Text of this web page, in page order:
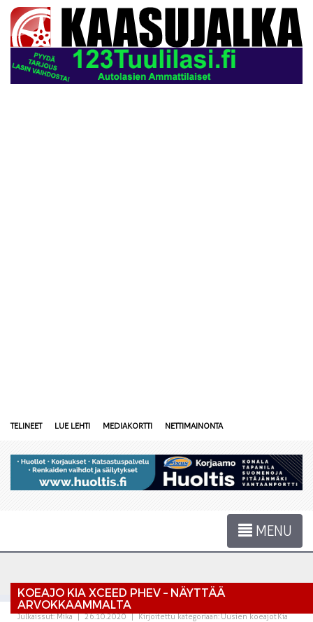
TELINEET LUE LEHTI MEDIAKORTTI NETTIMAINONTA
MENU
KOEAJO KIA XCEED PHEV – NÄYTTÄÄ
ARVOKKAAMMALTA
Julkaissut:Mika | 26.10.2020 | Kirjoitettu kategoriaan:Uusien koeajotKia